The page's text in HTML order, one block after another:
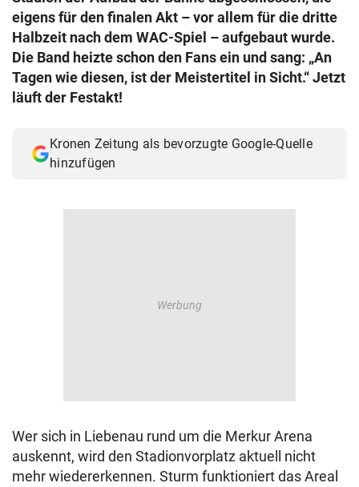
eigens für den finalen Akt – vor allem für die dritte
Halbzeit nach dem WAC-Spiel – aufgebaut wurde.
Die Band heizte schon den Fans ein und sang: „An
Tagen wie diesen, ist der Meistertitel in Sicht.“ Jetzt
läuft der Festakt!
Kronen Zeitung als bevorzugte Google-Quelle
hinzufügen
Wer sich in Liebenau rund um die Merkur Arena
auskennt, wird den Stadionvorplatz aktuell nicht
mehr wiedererkennen. Sturm funktioniert das Areal